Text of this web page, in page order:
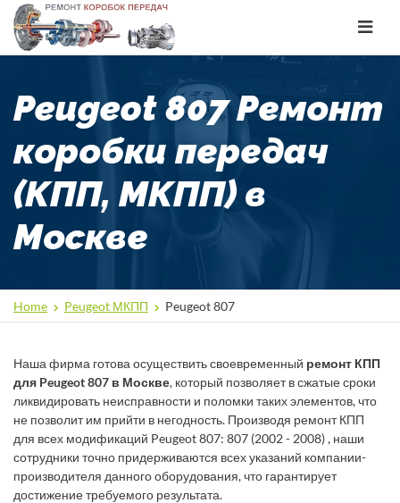
Toggle
Peugeot 807 Ремонт
коробки передач
(КПП, МКПП) в
Москве
Home Peugeot МКПП Peugeot 807
Наша фирма готова осуществить своевременный ремонт КПП
для Peugeot 807 в Москве, который позволяет в сжатые сроки
ликвидировать неисправности и поломки таких элементов, что
не позволит им прийти в негодность. Производя ремонт КПП
для всех модификаций Peugeot 807: 807 (2002 - 2008) , наши
сотрудники точно придерживаются всех указаний компании-
производителя данного оборудования, что гарантирует
достижение требуемого результата.